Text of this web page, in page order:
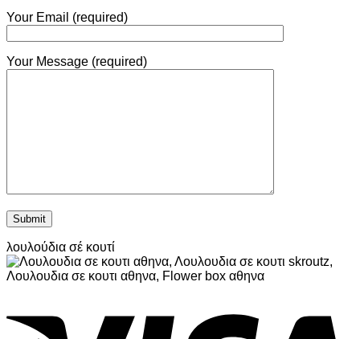
Your Email (required)
Your Message (required)
λουλούδια σέ κουτί